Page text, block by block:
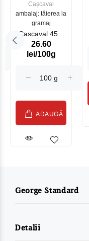
Cașcaval
ambalaj: tăierea la
gramaj
Cascaval 45%
Maasdam
Sublime Cow
26.60
lei/100g
ADAUGĂ
George Standard
Detalii